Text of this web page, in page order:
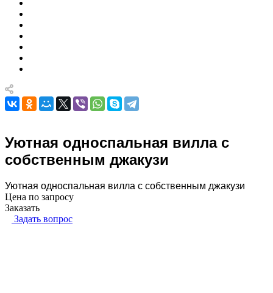
Уютная односпальная вилла с
собственным джакузи
Уютная односпальная вилла с собственным джакузи
Цена по запросу
Заказать
Задать вопрос